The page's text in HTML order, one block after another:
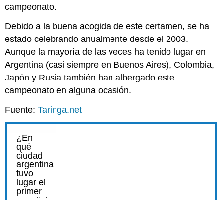
mayor
generación
de
electricidad
del
mundo
Frontera
Paraguay
Brasil,
2007
Paso
6
Mercosur
Paso
campeonato.
Debido a la buena acogida de este certamen, se ha
estado celebrando anualmente desde el 2003.
Aunque la mayoría de las veces ha tenido lugar en
Argentina (casi siempre en Buenos Aires), Colombia,
Japón y Rusia también han albergado este
campeonato en alguna ocasión.
Fuente:Taringa.net